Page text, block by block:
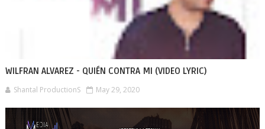
WILFRAN ALVAREZ - QUIÉN CONTRA MI (VIDEO LYRIC)
Shantal ProductionS May 29, 2020